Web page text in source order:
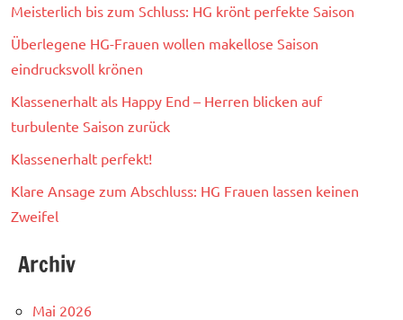
Meisterlich bis zum Schluss: HG krönt perfekte Saison
Überlegene HG-Frauen wollen makellose Saison
eindrucksvoll krönen
Klassenerhalt als Happy End – Herren blicken auf
turbulente Saison zurück
Klassenerhalt perfekt!
Klare Ansage zum Abschluss: HG Frauen lassen keinen
Zweifel
Archiv
Mai 2026